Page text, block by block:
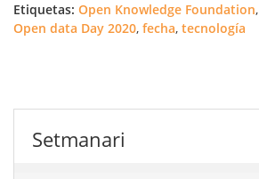
Etiquetas: Open Knowledge Foundation,
Open data Day 2020, fecha, tecnología
Setmanari